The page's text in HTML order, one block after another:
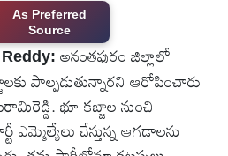
As Preferred
Source
అనంతపురం జిల్లాలో
పాల్పడుతున్నారని ఆరోపించారు
భూ కబ్జాల నుంచి
ఎమ్మెల్యేలు చేస్తున్న ఆగడాలను